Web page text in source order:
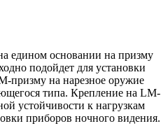
едином основании на призму
подойдет для установки
призму на нарезное оружие
типа. Крепление на LM-
устойчивости к нагрузкам
приборов ночного видения.